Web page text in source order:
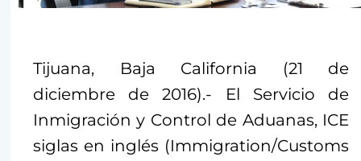
Tijuana, Baja California (21 de
diciembre de 2016).- El Servicio de
Inmigración y Control de Aduanas, ICE
siglas en inglés (Immigration/Customs